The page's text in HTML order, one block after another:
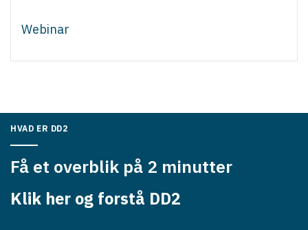
Webinar
HVAD ER DD2
Få et overblik på 2 minutter
Klik her og forstå DD2